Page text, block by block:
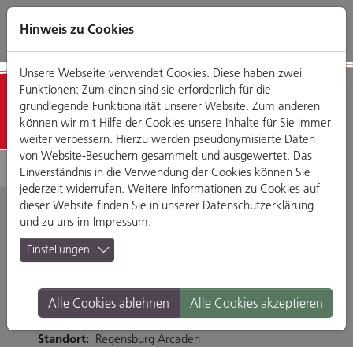
Direkt
zum
Zum
Hauptmenü
Zum
Footermenü
Zur
Website-
Detailansicht
Haiky Asian Food
Friedenstraße 23, 93053 Regensburg
Tel. 0941-63082461
Branche: Restaurants & Gasthäuser
Standort: Regensburg Arcaden
Hinweis zu Cookies
Unsere Webseite verwendet Cookies. Diese haben zwei
Funktionen: Zum einen sind sie erforderlich für die
grundlegende Funktionalität unserer Website. Zum anderen
können wir mit Hilfe der Cookies unsere Inhalte für Sie immer
weiter verbessern. Hierzu werden pseudonymisierte Daten
von Website-Besuchern gesammelt und ausgewertet. Das
Einverständnis in die Verwendung der Cookies können Sie
jederzeit widerrufen. Weitere Informationen zu Cookies auf
dieser Website finden Sie in unserer Datenschutzerklärung
und zu uns im Impressum.
Einstellungen
Alle Cookies ablehnen Alle Cookies akzeptieren